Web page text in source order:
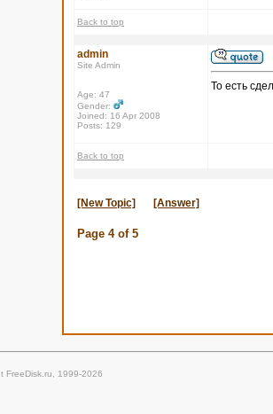
Back to top
admin
Site Admin
Age: 47
Gender:
Joined: 16 Apr 2008
Posts: 129
То есть
Back to top
[New Topic] [Answer]
Page 4of 5
FreeDisk.ru, 1999-2026